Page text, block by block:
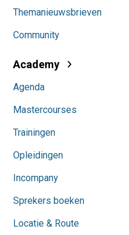
Themanieuwsbrieven
Community
Academy
Agenda
Mastercourses
Trainingen
Opleidingen
Incompany
Sprekers boeken
Locatie & Route